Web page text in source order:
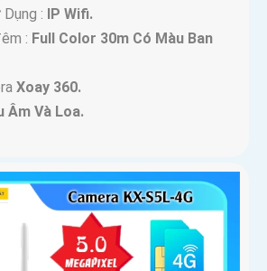
: IP Wifi.
: Full Color 30m Có Màu Ban
Xoay 360.
Âm Và Loa.